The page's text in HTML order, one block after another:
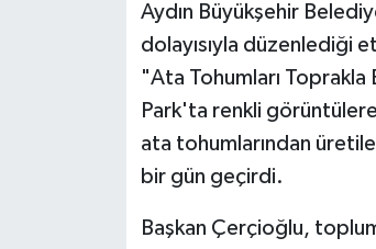
Aydın Büyükşehir
dolayısıyla düzenlediği
"Ata Tohumları
Park'ta renkli
ata tohumlarından
bir gün geçirdi.
Başkan Çerçioğlu,